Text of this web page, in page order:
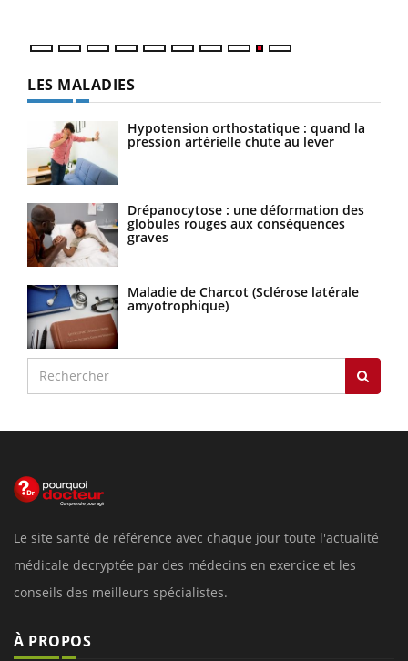
LES MALADIES
Hypotension orthostatique : quand la
pression artérielle chute au lever
Drépanocytose : une déformation des
globules rouges aux conséquences
graves
Maladie de Charcot (Sclérose latérale
amyotrophique)
Le site santé de référence avec chaque jour toute l'actualité
médicale decryptée par des médecins en exercice et les
conseils des meilleurs spécialistes.
À PROPOS